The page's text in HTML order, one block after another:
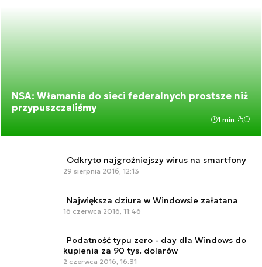
NSA: Włamania do sieci federalnych prostsze niż
przypuszczaliśmy
1 min.
Odkryto najgroźniejszy wirus na smartfony
29 sierpnia 2016, 12:13
Największa dziura w Windowsie załatana
16 czerwca 2016, 11:46
Podatność typu zero - day dla Windows do
kupienia za 90 tys. dolarów
2 czerwca 2016, 16:31